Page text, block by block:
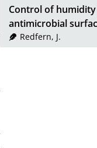
Control of
antimicrobial
Redfern, J.